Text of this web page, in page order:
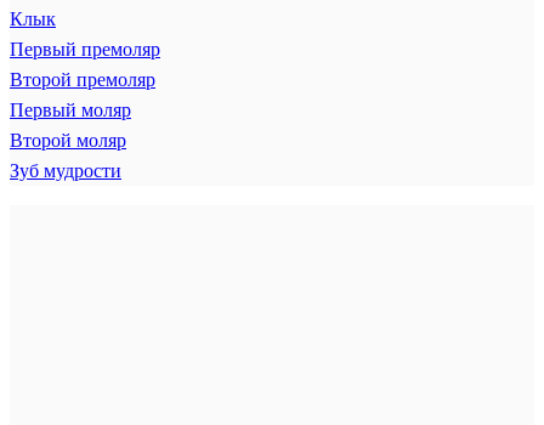
Клык
Первый премоляр
Второй премоляр
Первый моляр
Второй моляр
Зуб мудрости